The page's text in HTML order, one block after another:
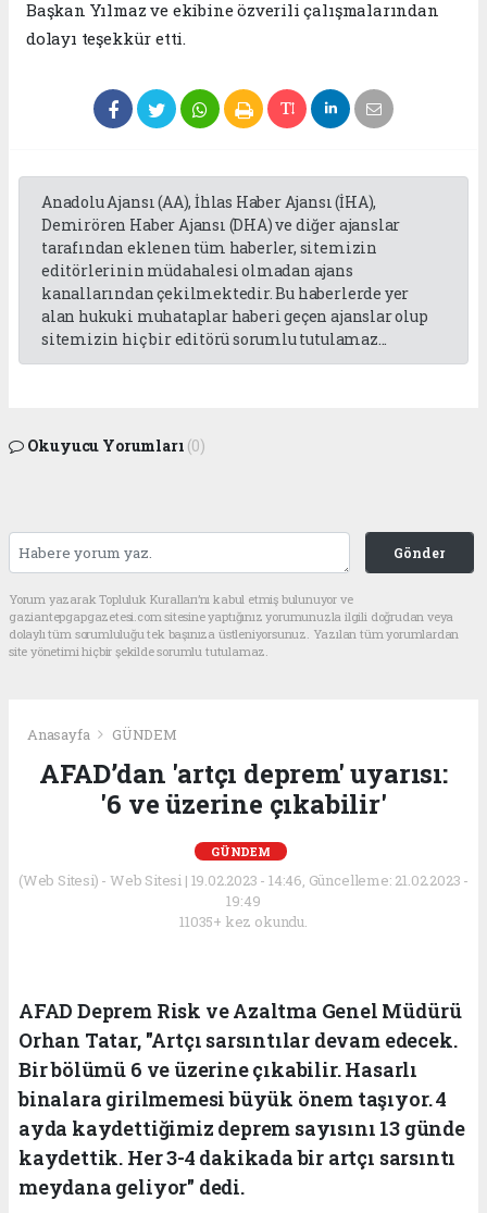
Başkan Yılmaz ve ekibine özverili çalışmalarından
dolayı teşekkür etti.
Anadolu Ajansı (AA), İhlas Haber Ajansı (İHA),
Demirören Haber Ajansı (DHA) ve diğer ajanslar
tarafından eklenen tüm haberler, sitemizin
editörlerinin müdahalesi olmadan ajans
kanallarından çekilmektedir. Bu haberlerde yer
alan hukuki muhataplar haberi geçen ajanslar olup
sitemizin hiç bir editörü sorumlu tutulamaz...
Okuyucu Yorumları (0)
Gönder
Yorum yazarak Topluluk Kuralları’nı kabul etmiş bulunuyor ve
gaziantepgapgazetesi.com sitesine yaptığınız yorumunuzla ilgili doğrudan veya
dolaylı tüm sorumluluğu tek başınıza üstleniyorsunuz. Yazılan tüm yorumlardan
site yönetimi hiçbir şekilde sorumlu tutulamaz.
Anasayfa GÜNDEM
AFAD’dan 'artçı deprem' uyarısı:
'6 ve üzerine çıkabilir'
GÜNDEM
(Web Sitesi) - Web Sitesi | 19.02.2023 - 14:46, Güncelleme: 21.02.2023 -
19:49
11035+ kez okundu.
AFAD Deprem Risk ve Azaltma Genel Müdürü
Orhan Tatar, "Artçı sarsıntılar devam edecek.
Bir bölümü 6 ve üzerine çıkabilir. Hasarlı
binalara girilmemesi büyük önem taşıyor. 4
ayda kaydettiğimiz deprem sayısını 13 günde
kaydettik. Her 3-4 dakikada bir artçı sarsıntı
meydana geliyor" dedi.